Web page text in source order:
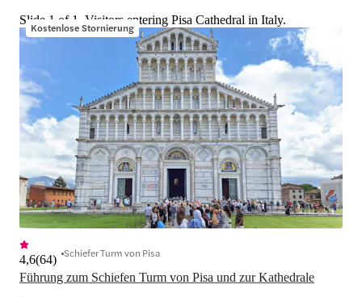
Kostenlose Stornierung
Slide 1 of 1, Visitors entering Pisa Cathedral in Italy.
Führung zum Schiefen Turm von Pisa und zur Kathedrale
4,6(64) Schiefer Turm von Pisa